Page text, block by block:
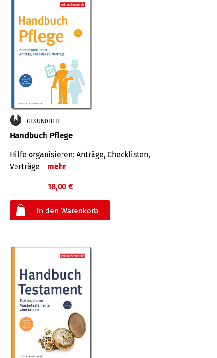
GESUNDHEIT
Handbuch Pflege
Hilfe organisieren: Anträge, Checklisten,
Verträge
mehr
18,00 €